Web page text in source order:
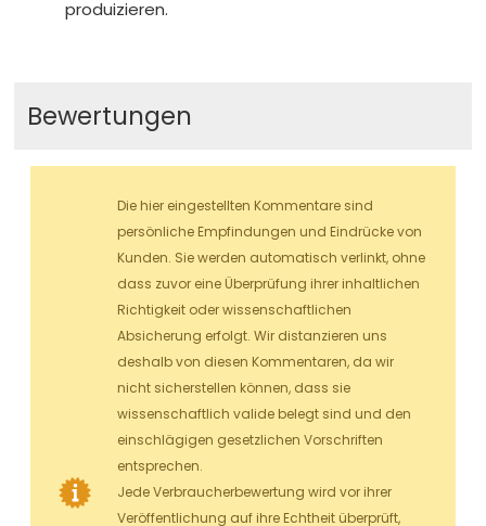
produizieren.
Bewertungen
Die hier eingestellten Kommentare sind
persönliche Empfindungen und Eindrücke von
Kunden. Sie werden automatisch verlinkt, ohne
dass zuvor eine Überprüfung ihrer inhaltlichen
Richtigkeit oder wissenschaftlichen
Absicherung erfolgt. Wir distanzieren uns
deshalb von diesen Kommentaren, da wir
nicht sicherstellen können, dass sie
wissenschaftlich valide belegt sind und den
einschlägigen gesetzlichen Vorschriften
entsprechen.
Jede Verbraucherbewertung wird vor ihrer
Veröffentlichung auf ihre Echtheit überprüft,